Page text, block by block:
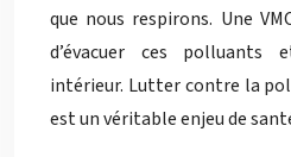
que nous respirons. Une
d’évacuer ces polluants
intérieur. Lutter contre la
est un véritable enjeu de